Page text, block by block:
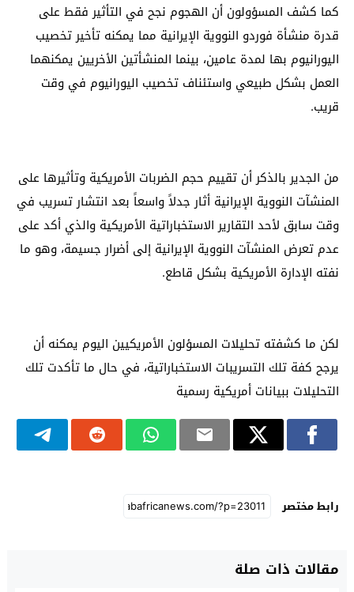
كما كشف المسؤولون أن الهجوم نجح في التأثير فقط على
قدرة منشأة فوردو النووية الإيرانية مما يمكنه تأخير تخصيب
اليورانيوم بها لمدة عامين، بينما المنشأتين الأخريين يمكنهما
العمل بشكل طبيعي واستئناف تخصيب اليورانيوم في وقت
قريب.
من الجدير بالذكر أن تقييم حجم الضربات الأمريكية وتأثيرها على
المنشآت النووية الإيرانية أثار جدلاً واسعاً بعد انتشار تسريب في
وقت سابق لأحد التقارير الاستخباراتية الأمريكية والذي أكد على
عدم تعرض المنشآت النووية الإيرانية إلى أضرار جسيمة، وهو ما
نفته الإدارة الأمريكية بشكل قاطع.
لكن ما كشفته تحليلات المسؤلون الأمريكيين اليوم يمكنه أن
يرجح كفة تلك التسريبات الاستخباراتية، في حال ما تأكدت تلك
التحليلات ببيانات أمريكية رسمية
رابط مختصر
مقالات ذات صلة